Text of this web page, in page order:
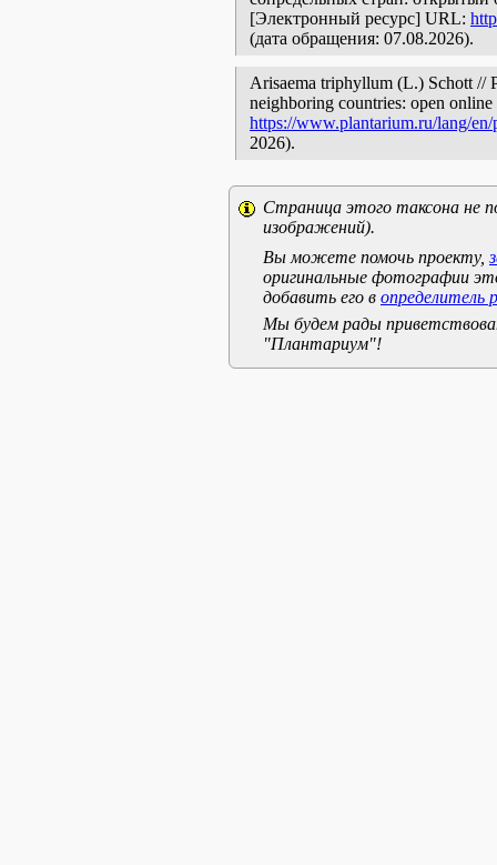
[Электронный ресурс] URL:
(дата обращения: 07.08.2026).
Arisaema triphyllum (L.) Schott //
neighboring countries: open
https://www.plantarium.ru/lang/
2026).
Страница этого таксона не
изображений).
Вы можете помочь проекту,
оригинальные фотографии
добавить его в определитель
Мы будем рады
"Плантариум"!